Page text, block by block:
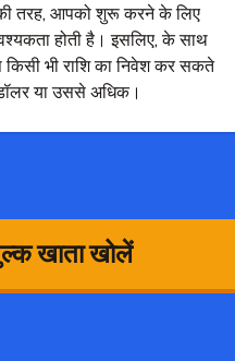
की तरह, आपको शुरू करने के लिए
होती है। इसलिए, के साथ
भी राशि का निवेश कर सकते
या उससे अधिक।
खाता खोलें